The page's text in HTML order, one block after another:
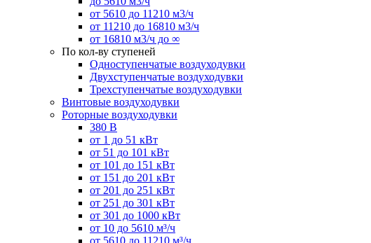
от 5610 до 11210 м3/ч
от 11210 до 16810 м3/ч
от 16810 м3/ч до ∞
По кол-ву ступеней
Одноступенчатые воздуходувки
Двухступенчатые воздуходувки
Трехступенчатые воздуходувки
Винтовые воздуходувки
Роторные воздуходувки
380 В
от 1 до 51 кВт
от 51 до 101 кВт
от 101 до 151 кВт
от 151 до 201 кВт
от 201 до 251 кВт
от 251 до 301 кВт
от 301 до 1000 кВт
от 10 до 5610 м³/ч
от 5610 до 11210 м³/ч